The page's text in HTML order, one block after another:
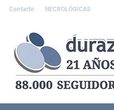
Contacto NECROLÓGICAS